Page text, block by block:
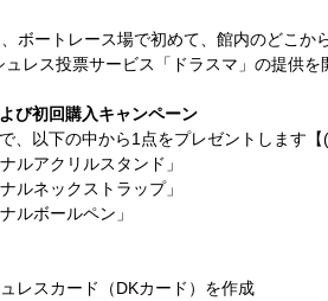
ボートレース場で初めて、館内のどこ
ュレス投票サービス「ドラスマ」の提供を
び初回購入キャンペーン
、以下の中から1点をプレゼントします
ルアクリルスタンド」
ルネックストラップ」
ルボールペン」
レスカード（DKカード）を作成